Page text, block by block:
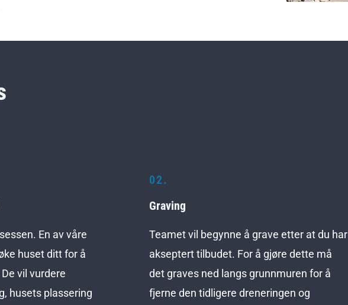
En av våre
huset ditt for å
vil vurdere
husets plassering
02.
Graving
Teamet vil begynne å grave etter at du har
akseptert tilbudet. For å gjøre dette må
det graves ned langs grunnmuren for å
fjerne den tidligere dreneringen og